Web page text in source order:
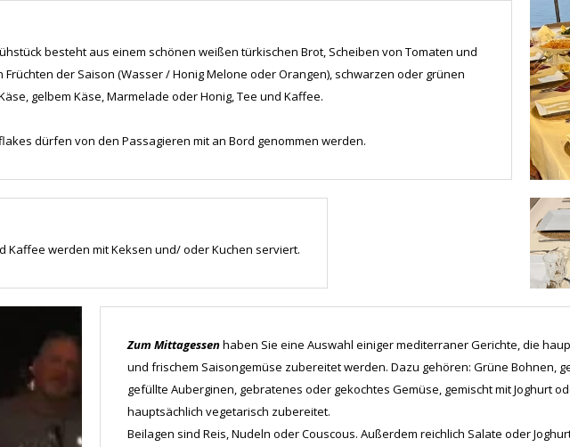
besteht aus einem schönen weißen türkischen Brot, Scheiben von Tomaten und
Früchten der Saison (Wasser / Honig Melone oder Orangen), schwarzen oder grünen
gelbem Käse, Marmelade oder Honig, Tee und Kaffee.
dürfen von den Passagieren mit an Bord genommen werden.
Kaffee werden mit Keksen und/ oder Kuchen serviert.
Zum Mittagessenhaben Sie eine Auswahl einiger mediterraner Gerichte, die
und frischem Saisongemüse zubereitet werden. Dazu gehören: Grüne Bohnen,
gefüllte Auberginen, gebratenes oder gekochtes Gemüse, gemischt mit Joghurt
hauptsächlich vegetarisch zubereitet.
Beilagen sind Reis, Nudeln oder Couscous. Außerdem reichlich Salate oder